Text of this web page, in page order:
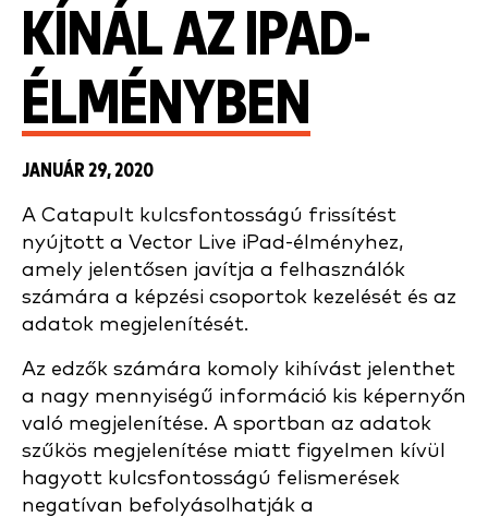
KÍNÁL AZ IPAD-
ÉLMÉNYBEN
JANUÁR 29, 2020
A Catapult kulcsfontosságú frissítést
nyújtott a Vector Live iPad-élményhez,
amely jelentősen javítja a felhasználók
számára a képzési csoportok kezelését és az
adatok megjelenítését.
Az edzők számára komoly kihívást jelenthet
a nagy mennyiségű információ kis képernyőn
való megjelenítése. A sportban az adatok
szűkös megjelenítése miatt figyelmen kívül
hagyott kulcsfontosságú felismerések
negatívan befolyásolhatják a